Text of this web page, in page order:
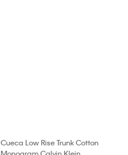
Cueca Low Rise Trunk Cotton
Monogram Calvin Klein